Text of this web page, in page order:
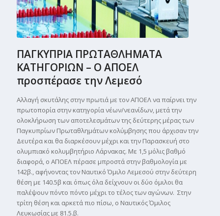
ΠΑΓΚΥΠΡΙΑ ΠΡΩΤΑΘΛΗΜΑΤΑ
ΚΑΤΗΓΟΡΙΩΝ – Ο ΑΠΟΕΛ
προσπέρασε την Λεμεσό
Αλλαγή σκυτάλης στην πρωτιά με τον ΑΠΟΕΛ να παίρνει την
πρωτοπορία στην κατηγορία νέων/νεανίδων, μετά την
ολοκλήρωση των αποτελεσμάτων της δεύτερης μέρας των
Παγκυπρίων Πρωταθλημάτων κολύμβησης που άρχισαν την
Δευτέρα και θα διαρκέσουν μέχρι και την Παρασκευή στο
ολυμπιακό κολυμβητήριο Λάρνακας. Με 1,5 μόλις βαθμό
διαφορά, ο ΑΠΟΕΛ πέρασε μπροστά στην βαθμολογία με
142β., αφήνοντας τον Ναυτικό Όμιλο Λεμεσού στην δεύτερη
θέση με 140.5β και όπως όλα δείχνουν οι δύο όμιλοι θα
παλέψουν πόντο πόντο μέχρι το τέλος των αγώνων. Στην
τρίτη θέση και αρκετά πιο πίσω, ο Ναυτικός Όμιλος
Λευκωσίας με 81.5.β.